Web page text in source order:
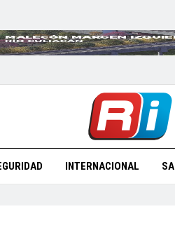
INTERNACIONAL